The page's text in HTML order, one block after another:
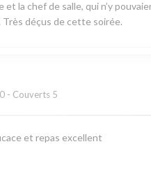
et la chef de salle, qui n’y
déçus de cette soirée.
- Couverts 5
et repas excellent